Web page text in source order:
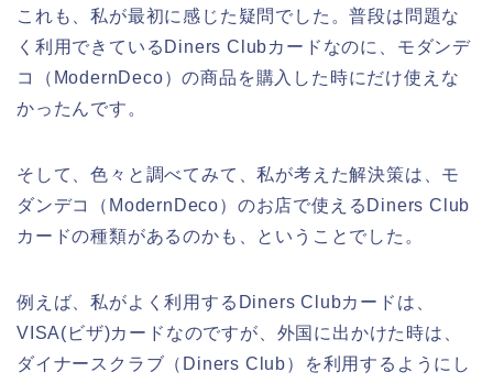
これも、私が最初に感じた疑問でした。普段は問題な
く利用できているDiners Clubカードなのに、モダンデ
コ（ModernDeco）の商品を購入した時にだけ使えな
かったんです。
そして、色々と調べてみて、私が考えた解決策は、モ
ダンデコ（ModernDeco）のお店で使えるDiners Club
カードの種類があるのかも、ということでした。
例えば、私がよく利用するDiners Clubカードは、
VISA(ビザ)カードなのですが、外国に出かけた時は、
ダイナースクラブ（Diners Club）を利用するようにし